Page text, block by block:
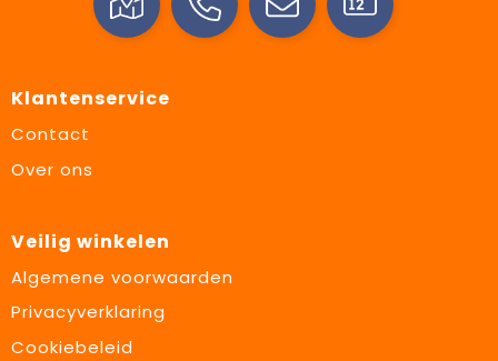
Klantenservice
Contact
Over ons
Veilig winkelen
Algemene voorwaarden
Privacyverklaring
Cookiebeleid